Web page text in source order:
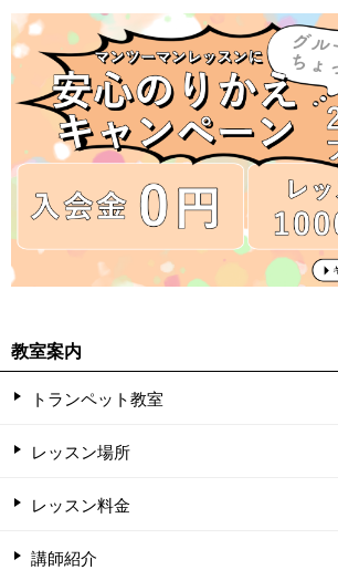
教室案内
トランペット教室
レッスン場所
レッスン料金
講師紹介